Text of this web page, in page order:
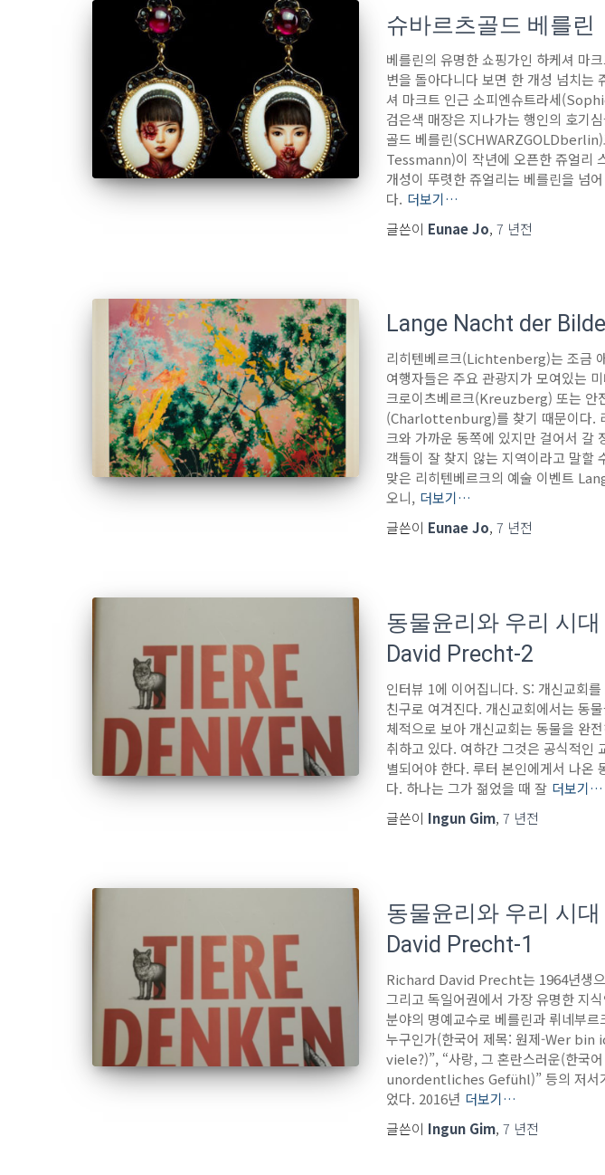
슈바르츠골드 베를린
베를린의 유명한 쇼핑가인 하케셔
변을 돌아다니다 보면 한 개성 넘치는
셔 마크트 인근 소피엔슈트라세
검은색 매장은 지나가는 행인의 호기
골드 베를린
Tessmann)이 작년에 오픈한 쥬얼리
개성이 뚜렷한 쥬얼리는 베를린을 넘
다. 더보기…
글쓴이 Eunae Jo, 7 년전
Lange Nacht der
리히텐베르크(Lichtenberg)는 조금
여행자들은 주요 관광지가 모여있는
크로이츠베르크(Kreuzberg) 또는 안
(Charlottenburg)를 찾기 때문이다.
크와 가까운 동쪽에 있지만 걸어서 갈
객들이 잘 찾지 않는 지역이라고 말할
맞은 리히텐베르크의 예술 이벤트
오니, 더보기…
글쓴이 Eunae Jo, 7 년전
동물윤리와 우리 시
David Precht-2
인터뷰 1에 이어집니다. S: 개신교회
친구로 여겨진다. 개신교회에서는 동
체적으로 보아 개신교회는 동물을 완
취하고 있다. 여하간 그것은 공식적인
별되어야 한다. 루터 본인에게서 나온
다. 하나는 그가 젊었을 때 잘 더보기…
글쓴이 Ingun Gim, 7 년전
동물윤리와 우리 시
David Precht-1
Richard David Precht는 1964년생
그리고 독일어권에서 가장 유명한 지
분야의 명예교수로 베를린과 뤼네부
누구인가(한국어 제목: 원제-Wer
viele?)”, “사랑, 그 혼란스러운(한국
unordentliches Gefühl)” 등의 저서
었다. 2016년 더보기…
글쓴이 Ingun Gim, 7 년전